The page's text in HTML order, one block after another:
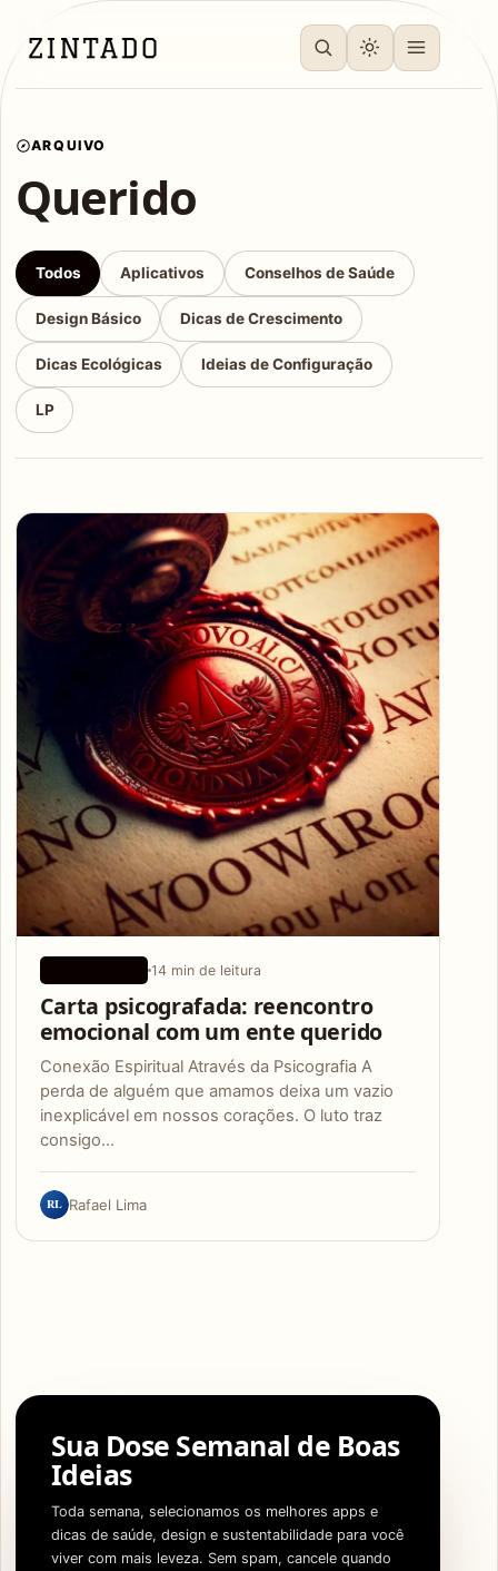
ARQUIVO
Querido
Todos Aplicativos Conselhos de Saúde
Design Básico Dicas de Crescimento
Dicas Ecológicas Ideias de Configuração
LP
Articles
14 min de leitura
Carta psicografada: reencontro
emocional com um ente querido
Conexão Espiritual Através da Psicografia A
perda de alguém que amamos deixa um vazio
inexplicável em nossos corações. O luto traz
consigo…
RL Rafael Lima
Sua Dose Semanal de Boas
Ideias
Toda semana, selecionamos os melhores apps e
dicas de saúde, design e sustentabilidade para você
viver com mais leveza. Sem spam, cancele quando